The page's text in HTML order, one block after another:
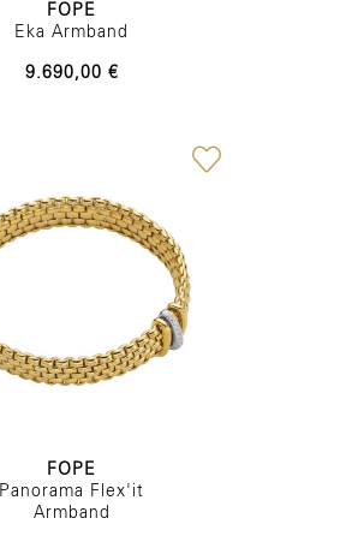
FOPE
Eka Armband
9.690,00 €
FOPE
Panorama Flex'it
Armband